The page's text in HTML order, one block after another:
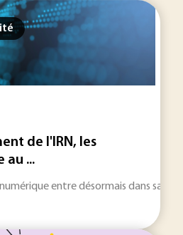
de l'IRN, les
au ...
numérique entre désormais dans sa